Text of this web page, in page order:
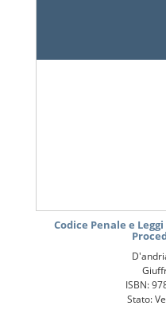
Codice Penale e
ISBN:
Stato: